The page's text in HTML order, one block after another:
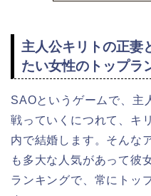
主人公キリトの正妻
たい女性のトップラ
SAOというゲームで、主
戦っていくにつれて、キ
内で結婚します。そんな
も多大な人気があって彼
ランキングで、常にトッ